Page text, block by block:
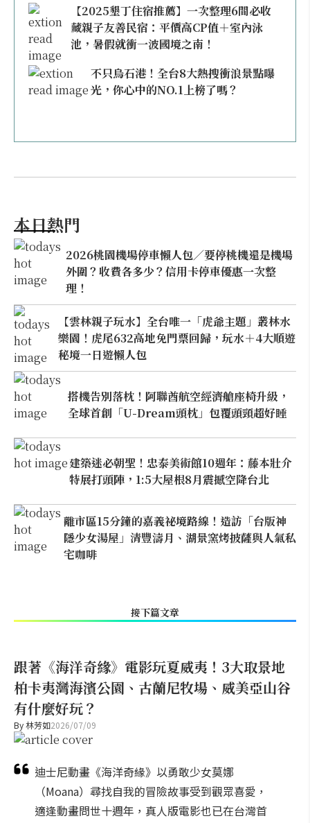
【2025墾丁住宿推薦】一次整理6間必收
藏親子友善民宿：平價高CP值＋室內泳
池，暑假就衝一波國境之南！
不只烏石港！全台8大熱搜衝浪景點曝
光，你心中的NO.1上榜了嗎？
本日熱門
2026桃園機場停車懶人包／要停桃機還是機場
外圍？收費各多少？信用卡停車優惠一次整
理！
【雲林親子玩水】全台唯一「虎爺主題」叢林水
樂園！虎尾632高地免門票回歸，玩水＋4大順遊
秘境一日遊懶人包
搭機告別落枕！阿聯酋航空經濟艙座椅升級，
全球首創「U-Dream頭枕」包覆頭頸超好睡
建築迷必朝聖！忠泰美術館10週年：藤本壯介
特展打頭陣，1:5大屋根8月震撼空降台北
離市區15分鐘的嘉義祕境路線！造訪「台版神
隱少女湯屋」清豐濤月、湖景窯烤披薩與人氣私
宅咖啡
接下篇文章
跟著《海洋奇緣》電影玩夏威夷！3大取景地
柏卡夷灣海濱公園、古蘭尼牧場、威美亞山谷
有什麼好玩？
By林芳如2026/07/09
迪士尼動畫《海洋奇緣》以勇敢少女莫娜
（Moana）尋找自我的冒險故事受到觀眾喜愛，
適逢動畫問世十週年，真人版電影也已在台灣首